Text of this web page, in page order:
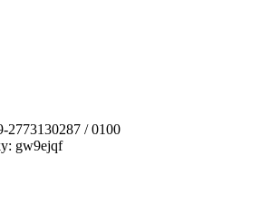
2773130287 / 0100
gw9ejqf